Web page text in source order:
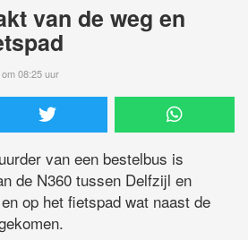
van de weg en
08:25 uur
van een bestelbus is
de N360 tussen Delfzijl en
op het fietspad wat naast de